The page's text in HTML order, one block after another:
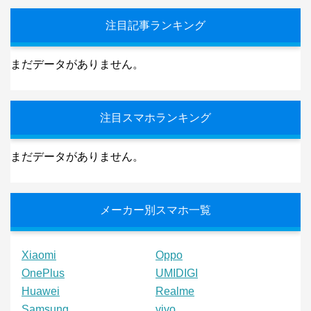
注目記事ランキング
まだデータがありません。
注目スマホランキング
まだデータがありません。
メーカー別スマホ一覧
Xiaomi
Oppo
OnePlus
UMIDIGI
Huawei
Realme